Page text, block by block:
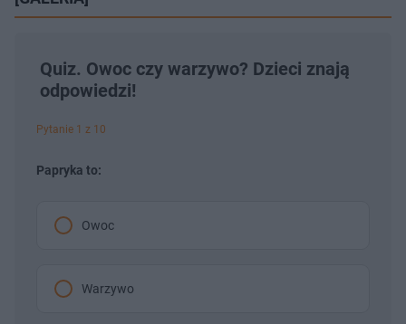
Quiz. Owoc czy warzywo? Dzieci znają
odpowiedzi!
Pytanie 1 z 10
Papryka to:
Owoc
Warzywo